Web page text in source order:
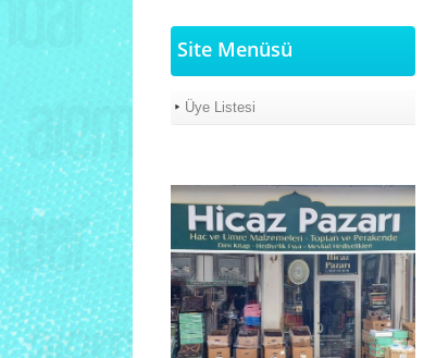
Site Menüsü
Üye Listesi